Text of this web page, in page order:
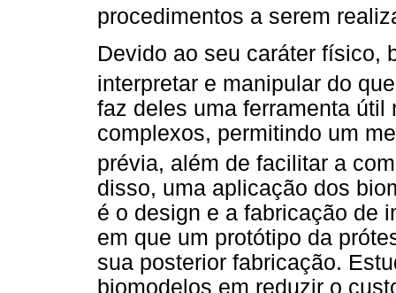
procedimentos a serem
Devido ao seu caráter físico,
interpretar e manipular do
faz deles uma ferramenta
complexos, permitindo um
prévia, além de facilitar a
disso, uma aplicação dos
é o design e a fabricação de
em que um protótipo da
sua posterior fabricação.
biomodelos em reduzir o